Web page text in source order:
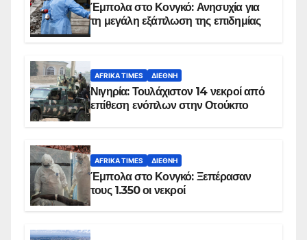
Έμπολα στο Κονγκό: Ανησυχία για
τη μεγάλη εξάπλωση της επιδημίας
AFRIKA TIMES ΔΙΕΘΝΉ
Νιγηρία: Τουλάχιστον 14 νεκροί από
επίθεση ενόπλων στην Οτούκπο
AFRIKA TIMES ΔΙΕΘΝΉ
Έμπολα στο Κονγκό: Ξεπέρασαν
τους 1.350 οι νεκροί